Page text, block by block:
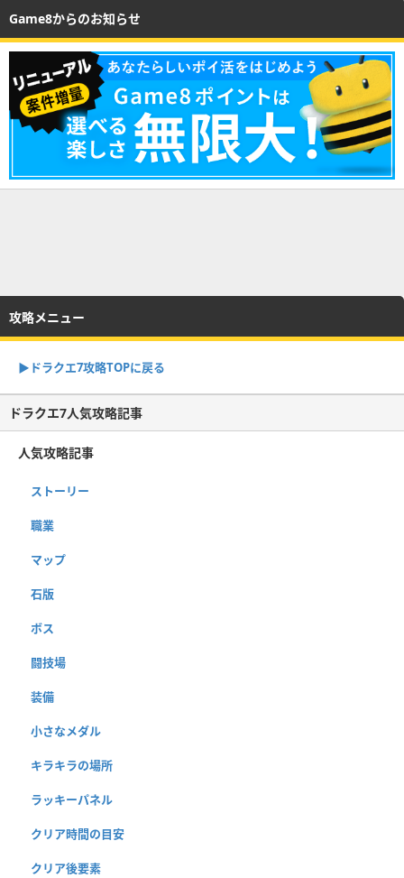
Game8からのお知らせ
攻略メニュー
▶︎ドラクエ7攻略TOPに戻る
ドラクエ7人気攻略記事
人気攻略記事
ストーリー
職業
マップ
石版
ボス
闘技場
装備
小さなメダル
キラキラの場所
ラッキーパネル
クリア時間の目安
クリア後要素